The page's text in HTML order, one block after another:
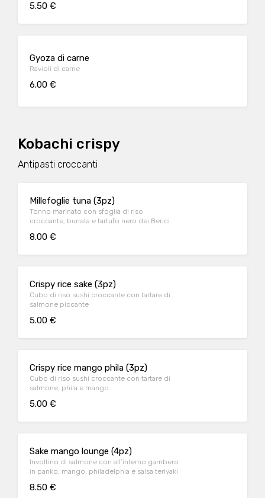
5.50 €
Gyoza di carne
Ravioli di carne
6.00 €
Kobachi crispy
Antipasti croccanti
Millefoglie tuna (3pz)
Tonno marinato con sfoglia di riso
croccante, burrata e tartufo nero dei Berici
8.00 €
Crispy rice sake (3pz)
Cubo di riso sushi croccante con tartare di
salmone piccante
5.00 €
Crispy rice mango phila (3pz)
Cubo di riso sushi croccante con tartare di
salmone, phila e mango
5.00 €
Sake mango lounge (4pz)
Involtino di salmone con all’interno gambero
in panko, mango, philadelphia e salsa teriyaki
8.50 €